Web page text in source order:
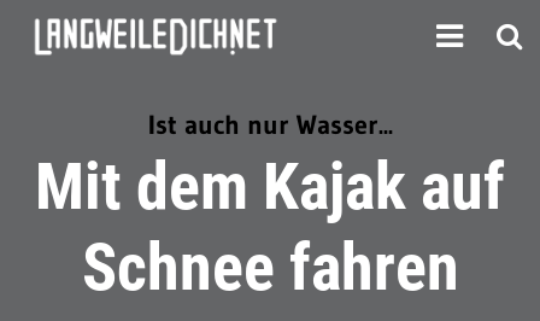
Ist auch nur Wasser...
Mit dem Kajak auf
Schnee fahren